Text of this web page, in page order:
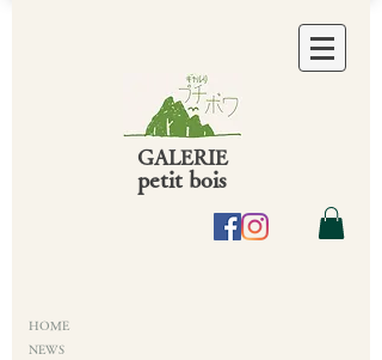
GALERIE
petit bois
HOME
NEWS